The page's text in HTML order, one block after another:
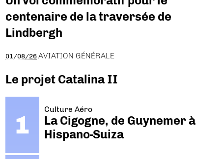
centenaire de la traversée de
Lindbergh
01/08/26 AVIATION GÉNÉRALE
Le projet Catalina II
Culture Aéro
La Cigogne, de Guynemer à
Hispano-Suiza